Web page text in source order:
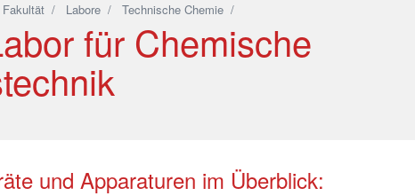
Fakultät/ Labore/ Technische Chemie/
für Chemische
und Apparaturen im Überblick: